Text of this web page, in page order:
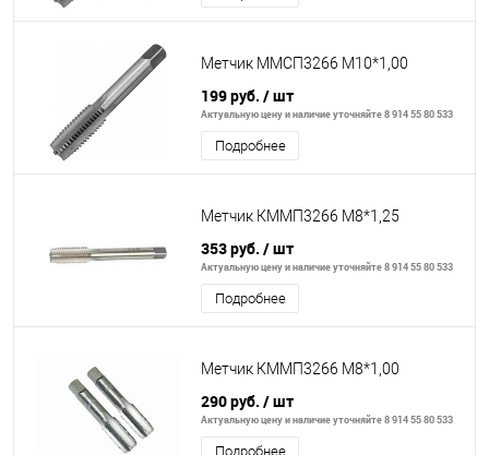
Метчик ММСП3266 М10*1,00
199 руб. / шт
Актуальную цену и наличие уточняйте 8 914 55 80 533
Подробнее
Метчик КММП3266 М8*1,25
353 руб. / шт
Актуальную цену и наличие уточняйте 8 914 55 80 533
Подробнее
Метчик КММП3266 М8*1,00
290 руб. / шт
Актуальную цену и наличие уточняйте 8 914 55 80 533
Подробнее